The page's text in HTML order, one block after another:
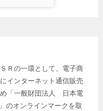
Ｒの一環として、電子商
インターネット通信販売
「一般財団法人 日本電
のオンラインマークを取